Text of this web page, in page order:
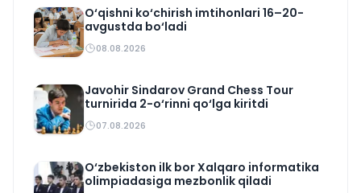
O‘qishni ko‘chirish imtihonlari 16–20-
avgustda bo‘ladi
08.08.2026
Javohir Sindarov Grand Chess Tour
turnirida 2-o‘rinni qo‘lga kiritdi
07.08.2026
O‘zbekiston ilk bor Xalqaro informatika
olimpiadasiga mezbonlik qiladi